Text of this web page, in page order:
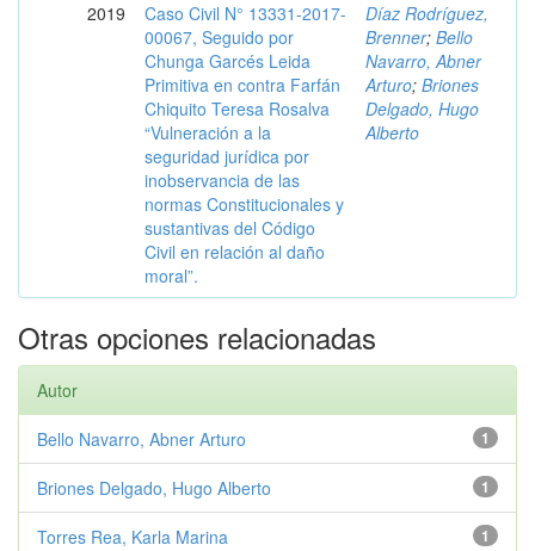
2019
Caso Civil N° 13331-2017-
00067, Seguido por
Chunga Garcés Leida
Primitiva en contra Farfán
Chiquito Teresa Rosalva
“Vulneración a la
seguridad jurídica por
inobservancia de las
normas Constitucionales y
sustantivas del Código
Civil en relación al daño
moral”.
Díaz Rodríguez,
Brenner; Bello
Navarro, Abner
Arturo; Briones
Delgado, Hugo
Alberto
Otras opciones relacionadas
Autor
1
Bello Navarro, Abner Arturo
1
Briones Delgado, Hugo Alberto
1
Torres Rea, Karla Marina